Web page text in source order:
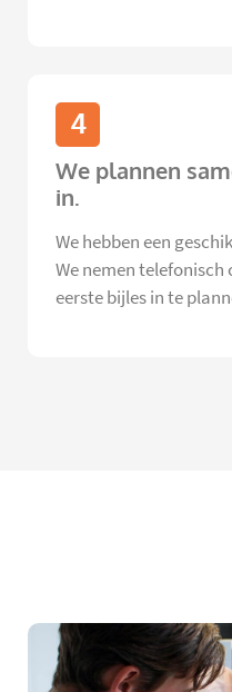
4
We plannen
in.
We hebben een
We nemen
eerste bijles in te